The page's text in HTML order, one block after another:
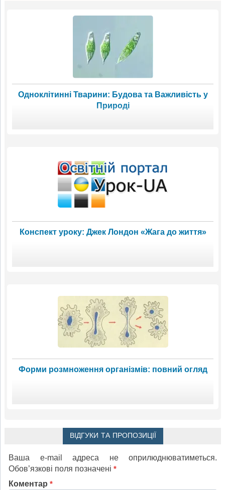
Одноклітинні Тварини: Будова та Важливість у
Природі
Конспект уроку: Джек Лондон «Жага до життя»
Форми розмноження організмів: повний огляд
ВІДГУКИ ТА ПРОПОЗИЦІЇ
Ваша e-mail адреса не оприлюднюватиметься.
Обов’язкові поля позначені *
Коментар *